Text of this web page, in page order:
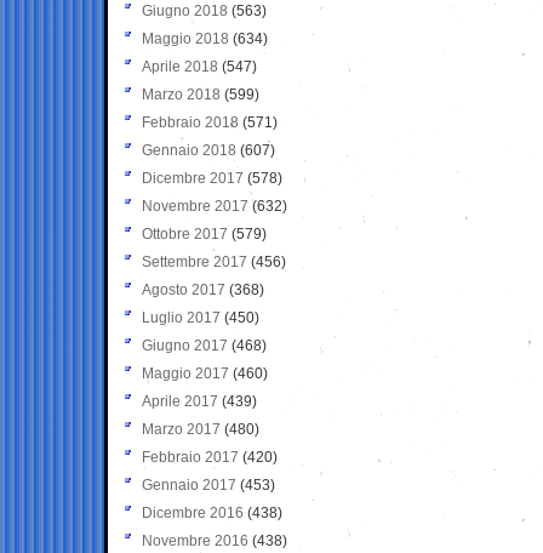
Giugno 2018 (563)
Maggio 2018 (634)
Aprile 2018 (547)
Marzo 2018 (599)
Febbraio 2018 (571)
Gennaio 2018 (607)
Dicembre 2017 (578)
Novembre 2017 (632)
Ottobre 2017 (579)
Settembre 2017 (456)
Agosto 2017 (368)
Luglio 2017 (450)
Giugno 2017 (468)
Maggio 2017 (460)
Aprile 2017 (439)
Marzo 2017 (480)
Febbraio 2017 (420)
Gennaio 2017 (453)
Dicembre 2016 (438)
Novembre 2016 (438)